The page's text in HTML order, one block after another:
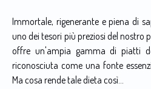
Immortale, rigenerante e piena di
uno dei tesori più preziosi del nostro
offre un'ampia gamma di piatti
riconosciuta come una fonte
Ma cosa rende tale dieta così...